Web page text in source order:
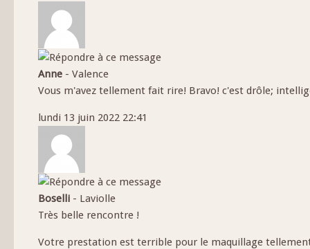
Anne - Valence
Vous m'avez tellement fait rire! Bravo! c'est drôle;
lundi 13 juin 2022 22:41
Boselli - Laviolle
Très belle rencontre !
Votre prestation est terrible pour le maquillage